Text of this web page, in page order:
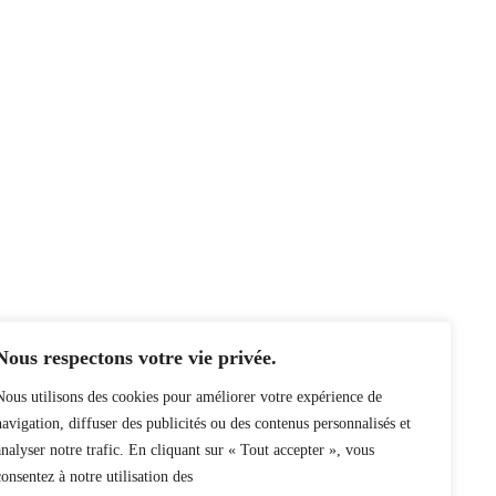
respectons votre vie privée.
utilisons des cookies pour améliorer votre expérience de
diffuser des publicités ou des contenus personnalisés et
notre trafic. En cliquant sur « Tout accepter », vous
à notre utilisation des